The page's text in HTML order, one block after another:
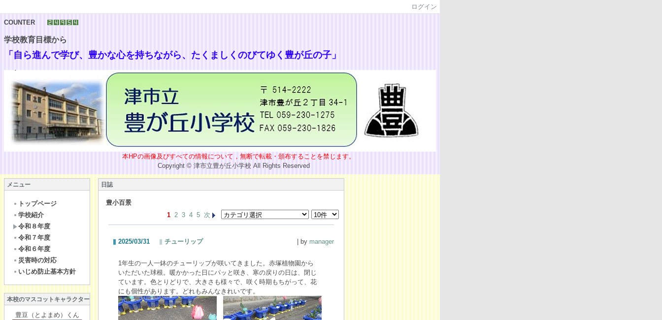
ログイン
COUNTER
学校教育目標から
「自ら進んで学び、豊かな心を持ちながら、たくましくのびてゆく豊が丘の子」
本HPの画像及びすべての情報について，無断で転載・頒布することを禁じます。
Copyright © 津市立豊が丘小学校 All Rights Reserved
メニュー
トップページ
学校紹介
令和８年度
令和７年度
令和６年度
災害時の対応
いじめ防止基本方針
本校のマスコットキャラクター
豊豆（とよまめ）くん
日誌
豊小百景
1 2 3 4 5 次
2025/03/31 チューリップ | by manager
1年生の一人一鉢のチューリップが咲いてきました。赤塚植物園から
いただいた球根。暖かかった日にパッと咲き、寒の戻りの日は、閉じ
ています。色とりどりで、大きさも様々で、咲く時期もちがって、花
にも個性があります。どれもみんなきれいです。